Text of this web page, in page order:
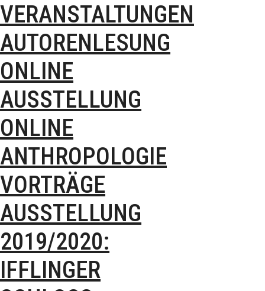
VERANSTALTUNGEN
AUTORENLESUNG
ONLINE
AUSSTELLUNG
ONLINE
ANTHROPOLOGIE
VORTRÄGE
AUSSTELLUNG
2019/2020:
IFFLINGER